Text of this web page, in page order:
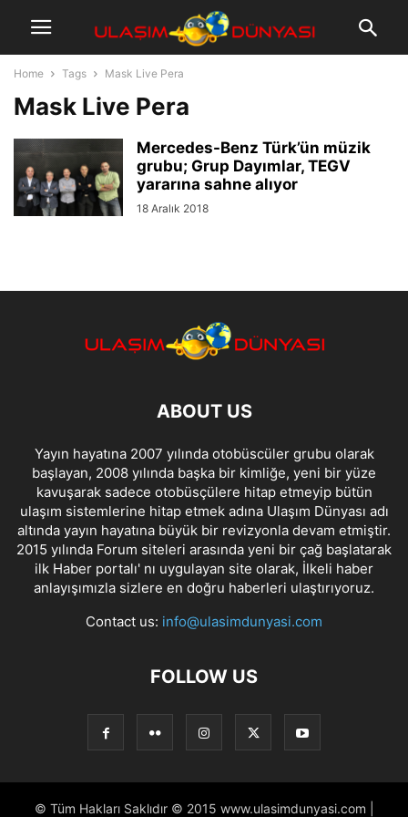
Home Tags Mask Live Pera
Mask Live Pera
Mercedes-Benz Türk’ün müzik
grubu; Grup Dayımlar, TEGV
yararına sahne alıyor
18 Aralık 2018
ABOUT US
Yayın hayatına 2007 yılında otobüscüler grubu olarak
başlayan, 2008 yılında başka bir kimliğe, yeni bir yüze
kavuşarak sadece otobüsçülere hitap etmeyip bütün
ulaşım sistemlerine hitap etmek adına Ulaşım Dünyası adı
altında yayın hayatına büyük bir revizyonla devam etmiştir.
2015 yılında Forum siteleri arasında yeni bir çağ başlatarak
ilk Haber portalı' nı uygulayan site olarak, İlkeli haber
anlayışımızla sizlere en doğru haberleri ulaştırıyoruz.
Contact us: info@ulasimdunyasi.com
FOLLOW US
© Tüm Hakları Saklıdır © 2015 www.ulasimdunyasi.com |